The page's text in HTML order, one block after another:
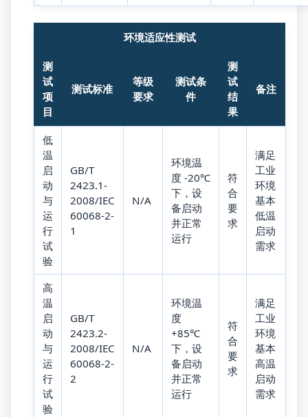
环境适应性测试
测
试
项
目
测试标准
等级
要求
测试条
件
测
试
结
果
备注
低
温
启
动
与
运
行
试
验
GB/T
2423.1-
2008/IEC
60068-2-
1
N/A
环境温
度 -20℃
下，设
备启动
并正常
运行
符
合
要
求
满足
工业
环境
基本
低温
启动
需求
高
温
启
动
与
运
行
试
验
GB/T
2423.2-
2008/IEC
60068-2-
2
N/A
环境温
度
+85℃
下，设
备启动
并正常
运行
符
合
要
求
满足
工业
环境
基本
高温
启动
需求